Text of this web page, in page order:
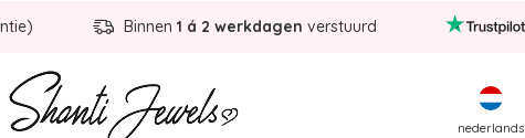
nederlands
Binnen 1 á 2 werkdagen verstuurd